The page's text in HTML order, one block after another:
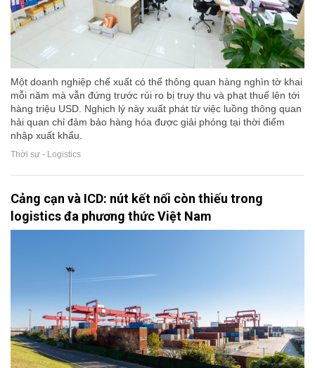
Một doanh nghiệp chế xuất có thể thông quan hàng nghìn tờ khai
mỗi năm mà vẫn đứng trước rủi ro bị truy thu và phạt thuế lên tới
hàng triệu USD. Nghịch lý này xuất phát từ việc luồng thông quan
hải quan chỉ đảm bảo hàng hóa được giải phóng tại thời điểm
nhập xuất khẩu.
Thời sự - Logistics
Cảng cạn và ICD: nút kết nối còn thiếu trong
logistics đa phương thức Việt Nam